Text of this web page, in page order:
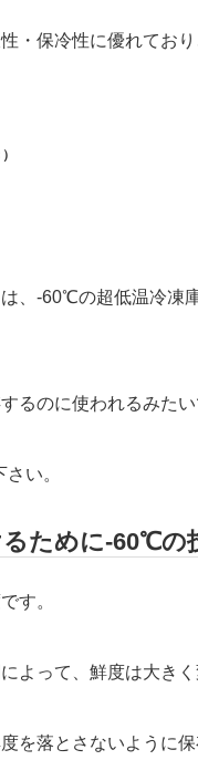
・保冷性に優れてお
、-60℃の超低温冷凍
るのに使われるみたい
い。
ために-60℃の
す。
よって、鮮度は大きく
を落とさないように保